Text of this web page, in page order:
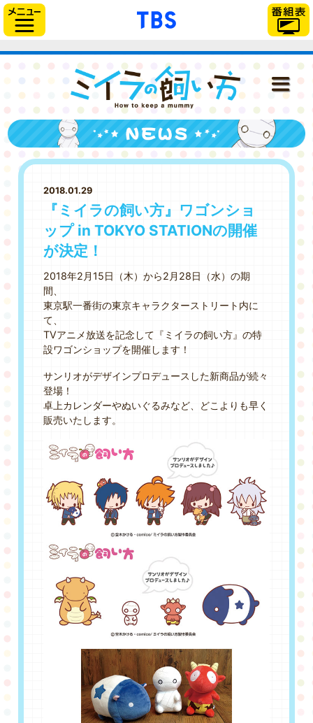
「TBSテレビ」トップ
ミイラの飼い
NEWS
STAFF＆CAST
STORY
CHARACTER
DISC
GOODS&EVENT
SPECIAL
2018.01.29
『ミイラの飼い方』ワゴンショ
ップ in TOKYO STATIONの開催
が決定！
2018年2月15日（木）から2月28日（水）の期
間、
東京駅一番街の東京キャラクターストリート内に
て、
TVアニメ放送を記念して『ミイラの飼い方』の特
設ワゴンショップを開催します！
サンリオがデザインプロデュースした新商品が続々
登場！
卓上カレンダーやぬいぐるみなど、どこよりも早く
販売いたします。